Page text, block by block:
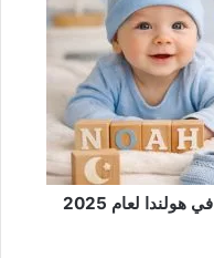
لعام 2025